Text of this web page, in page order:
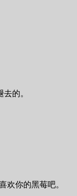
的。
欢你的黑莓吧。